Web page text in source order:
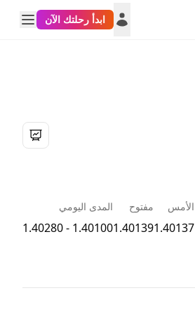
ابدأ رحلتك الآن
الأمس
1.40137
مفتوح
1.40139
المدى اليومي
1.40100 - 1.40280